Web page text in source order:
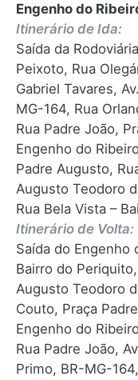
Engenho do
Itinerário de Ida:
Saída da
Peixoto, Rua
Gabriel Tavares,
MG-164, Rua
Rua Padre João,
Engenho do
Padre Augusto,
Augusto Teodoro
Rua Bela Vista –
Itinerário de Volta:
Saída do Engenho
Bairro do
Augusto Teodoro
Couto, Praça
Engenho do
Rua Padre João,
Primo, BR-MG-